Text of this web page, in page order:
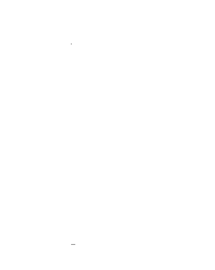
.
–